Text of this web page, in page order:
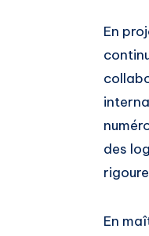
En
des
En